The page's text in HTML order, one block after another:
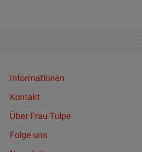
Informationen
Kontakt
Über Frau Tulpe
Folge uns